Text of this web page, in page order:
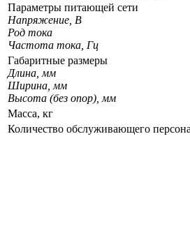
Параметры питающей сети
Напряжение, В
Род тока
Частота тока, Гц
Габаритные размеры
Длина, мм
Ширина, мм
Высота (без опор), мм
Масса, кг
Количество обслуживающего